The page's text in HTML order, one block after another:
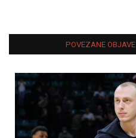
POVEZANE OBJAVE